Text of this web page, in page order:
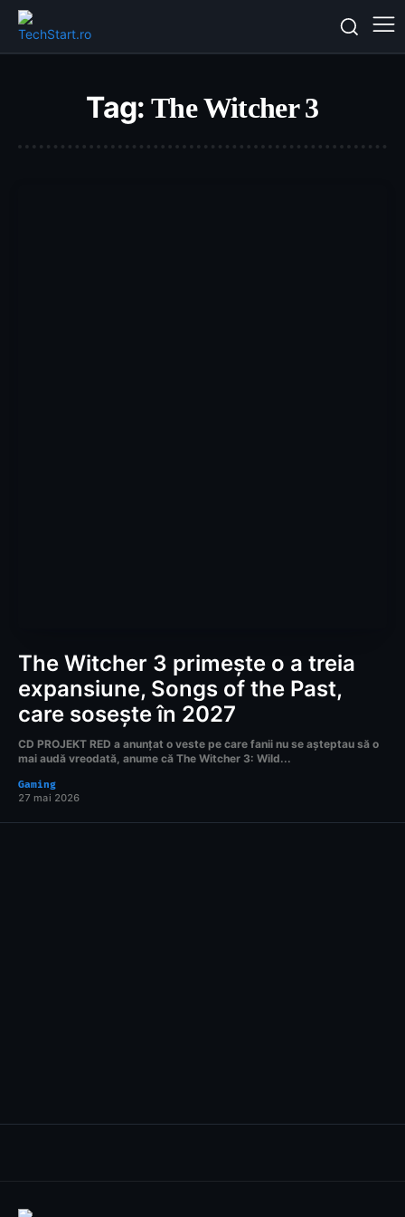
Tag:The Witcher 3
The Witcher 3 primește o a treia
expansiune, Songs of the Past,
care sosește în 2027
CD PROJEKT RED a anunțat o veste pe care fanii nu se așteptau să o
mai audă vreodată, anume că The Witcher 3: Wild...
Gaming
27 mai 2026